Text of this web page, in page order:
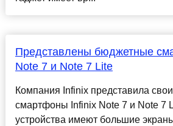
Представлены бюджетные
Note 7 и Note 7 Lite
Компания Infinix представила
смартфоны Infinix Note 7 и Note 7
устройства имеют большие